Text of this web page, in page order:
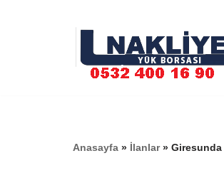
Anasayfa » İlanlar» Giresunda